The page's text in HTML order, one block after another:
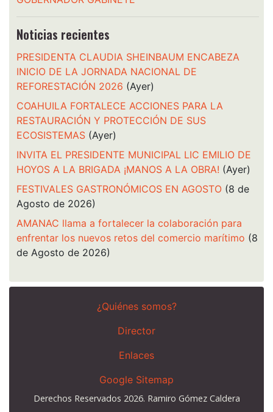
Noticias recientes
PRESIDENTA CLAUDIA SHEINBAUM ENCABEZA
INICIO DE LA JORNADA NACIONAL DE
REFORESTACIÓN 2026 (Ayer)
COAHUILA FORTALECE ACCIONES PARA LA
RESTAURACIÓN Y PROTECCIÓN DE SUS
ECOSISTEMAS (Ayer)
INVITA EL PRESIDENTE MUNICIPAL LIC EMILIO DE
HOYOS A LA BRIGADA ¡MANOS A LA OBRA! (Ayer)
FESTIVALES GASTRONÓMICOS EN AGOSTO (8 de
Agosto de 2026)
AMANAC llama a fortalecer la colaboración para
enfrentar los nuevos retos del comercio marítimo (8
de Agosto de 2026)
¿Quiénes somos?
Director
Enlaces
Google Sitemap
Derechos Reservados 2026. Ramiro Gómez Caldera